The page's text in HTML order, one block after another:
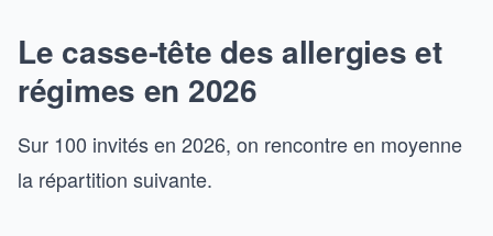
Le casse-tête des allergies et
régimes en 2026
Sur 100 invités en 2026, on rencontre en moyenne
la répartition suivante.